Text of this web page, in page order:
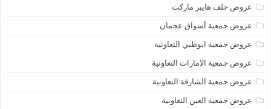
عروض جلف هايبر ماركت
عروض جمعية أسواق عجمان
عروض جمعية ابوظبي التعاونية
عروض جمعية الامارات التعاونية
عروض جمعية الشارقة التعاونية
عروض جمعية العين التعاونية